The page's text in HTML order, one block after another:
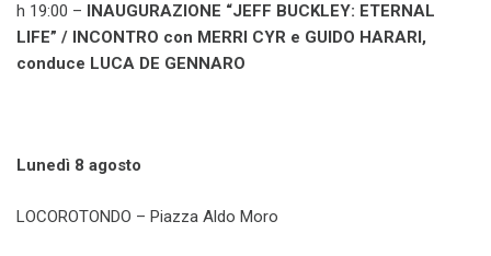
h 19:00 – INAUGURAZIONE “JEFF BUCKLEY: ETERNAL
LIFE” / INCONTRO con MERRI CYR e GUIDO HARARI,
conduce LUCA DE GENNARO
Lunedì 8 agosto
LOCOROTONDO – Piazza Aldo Moro